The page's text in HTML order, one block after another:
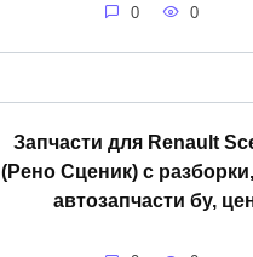
0 0
Запчасти для Renault
(Рено Сценик) с
автозапчасти бу,